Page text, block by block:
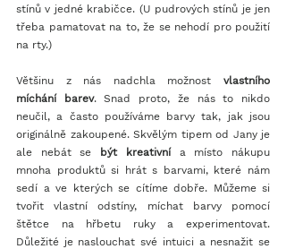
stínů v jedné krabičce. (U pudrových stínů je jen
třeba pamatovat na to, že se nehodí pro použití
na rty.)
Většinu z nás nadchla možnost vlastního
míchání barev. Snad proto, že nás to nikdo
neučil, a často používáme barvy tak, jak jsou
originálně zakoupené. Skvělým tipem od Jany je
ale nebát se
být kreativní a místo nákupu
mnoha produktů si hrát s barvami, které nám
sedí a ve kterých se cítíme dobře. Můžeme si
tvořit vlastní odstíny, míchat barvy pomocí
štětce na hřbetu ruky a experimentovat.
Důležité je naslouchat své intuici a nesnažit se